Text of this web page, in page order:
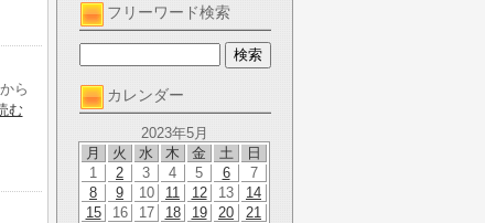
フリーワード検索
カレンダー
2023年5月
月
火 水 木 金 土 日
1 2 3 4 5 6
7
8
9 10 11 12 13
14
15
16 17 18 19 20
21
ら
む